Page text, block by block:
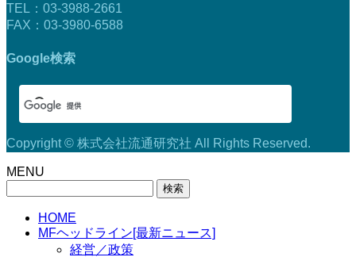
TEL：03-3988-2661
FAX：03-3980-6588
Google検索
Copyright © 株式会社流通研究社 All Rights Reserved.
MENU
HOME
MFヘッドライン[最新ニュース]
経営／政策